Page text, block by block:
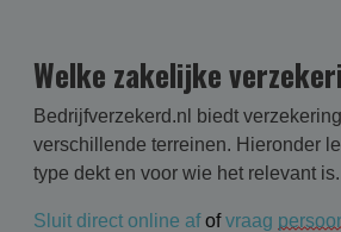
Welke zakelijke
Bedrijfverzekerd.nl biedt
verschillende terreinen. Hieronder
type dekt en voor wie het relevant is.
Sluit direct online af of vraag